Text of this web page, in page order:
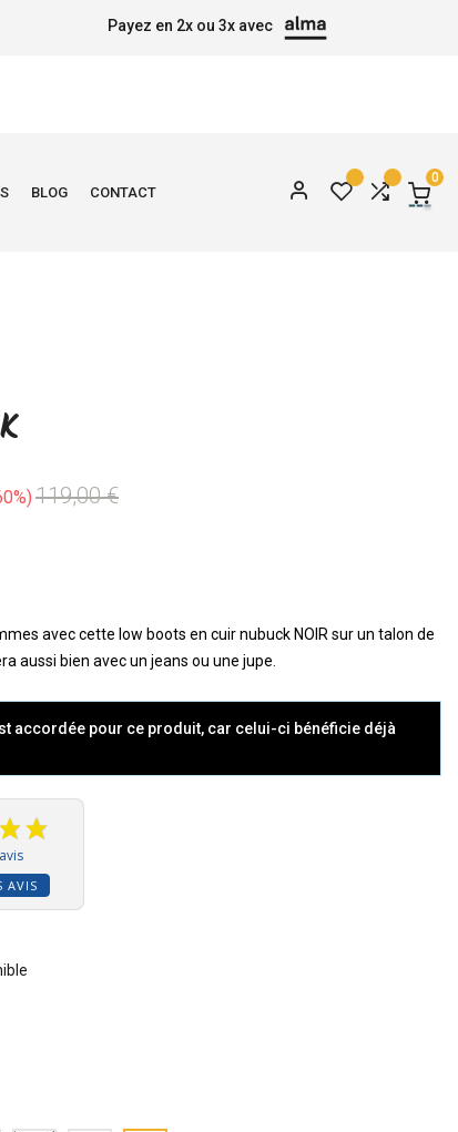
Payez en 2x ou 3x avec
BLOG CONTACT
0
119,00 €
avec cette low boots en cuir nubuck NOIR sur un talon de
aussi bien avec un jeans ou une jupe.
accordée pour ce produit, car celui-ci bénéficie déjà
AVIS